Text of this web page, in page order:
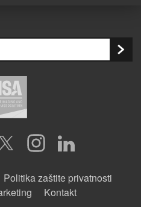
Politika zaštite privatnosti
Kontakt